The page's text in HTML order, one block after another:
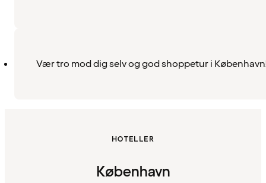
Vær tro mod dig selv og god shoppetur i
HOTELLER
København